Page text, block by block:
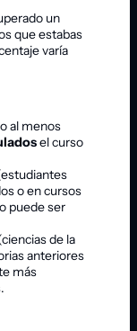
un
que estabas
varía
al menos
el curso
o en cursos
puede ser
de la
anteriores
más